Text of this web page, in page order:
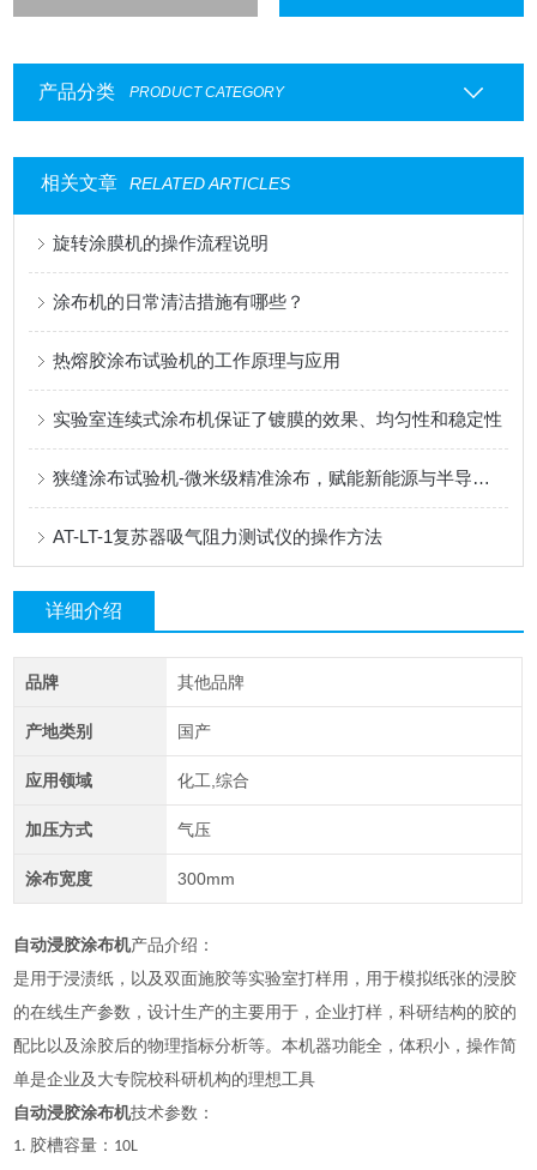
产品分类 PRODUCT CATEGORY
相关文章 RELATED ARTICLES
旋转涂膜机的操作流程说明
涂布机的日常清洁措施有哪些？
热熔胶涂布试验机的工作原理与应用
实验室连续式涂布机保证了镀膜的效果、均匀性和稳定性
狭缝涂布试验机-微米级精准涂布，赋能新能源与半导体科研创新
AT-LT-1复苏器吸气阻力测试仪的操作方法
详细介绍
品牌 其他品牌
产地类别 国产
应用领域 化工,综合
加压方式 气压
涂布宽度 300mm
自动浸胶涂布机产品介绍：
是用于浸渍纸，以及双面施胶等实验室打样用，用于模拟纸张的浸胶
的在线生产参数，设计生产的主要用于，企业打样，科研结构的胶的
配比以及涂胶后的物理指标分析等。本机器功能全，体积小，操作简
单是企业及大专院校科研机构的理想工具
自动浸胶涂布机技术参数：
1.胶槽容量： 10L